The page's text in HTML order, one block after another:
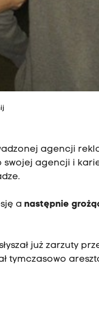
agencji
swojej agencji i
anastępnie
już zarzuty
tymczasowo